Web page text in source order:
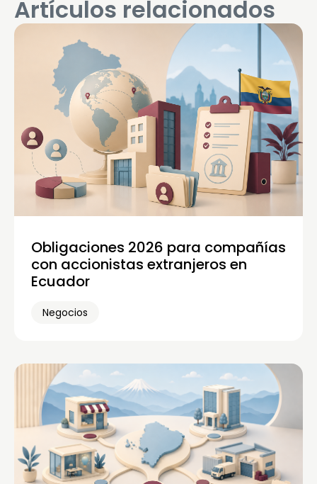
Artículos relacionados
Obligaciones 2026 para compañías
con accionistas extranjeros en
Ecuador
Negocios